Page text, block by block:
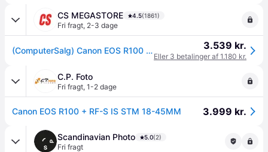
CS MEGASTORE 4.5(1861)
Fri fragt, 2-3 dage
(ComputerSalg) Canon EOS R100 - Digitalkamera - spejlløst - 24.1 MP - APS-C - 4K / 29.97 fps - 2.5x optisk zoom RF-S 18-45 mm F4.5-6.3 IS STM objektiv - Wi-Fi, Blue 3.539 kr.
Eller 3 betalinger af 1.180 kr.
C.P. Foto
Fri fragt, 1-2 dage
Canon EOS R100 + RF-S IS STM 18-45MM 3.999 kr.
Scandinavian Photo 5.0(2)
Fri fragt